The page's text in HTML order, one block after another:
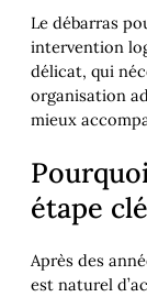
Le débarras
intervention
délicat, qui
organisation
mieux
étape
Après des
est naturel